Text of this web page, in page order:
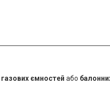
газових ємностей або